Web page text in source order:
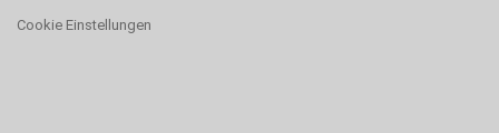
Cookie Einstellungen